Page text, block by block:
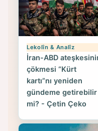
Lekolîn & Analîz
İran-ABD
çökmesi “Kürt
kartı”nı yeniden
gündeme getirebilir
mi? - Çetin Çeko